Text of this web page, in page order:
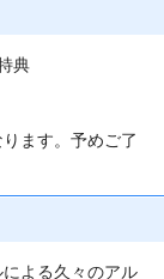
典
ます。予めご了
よる久々のアル